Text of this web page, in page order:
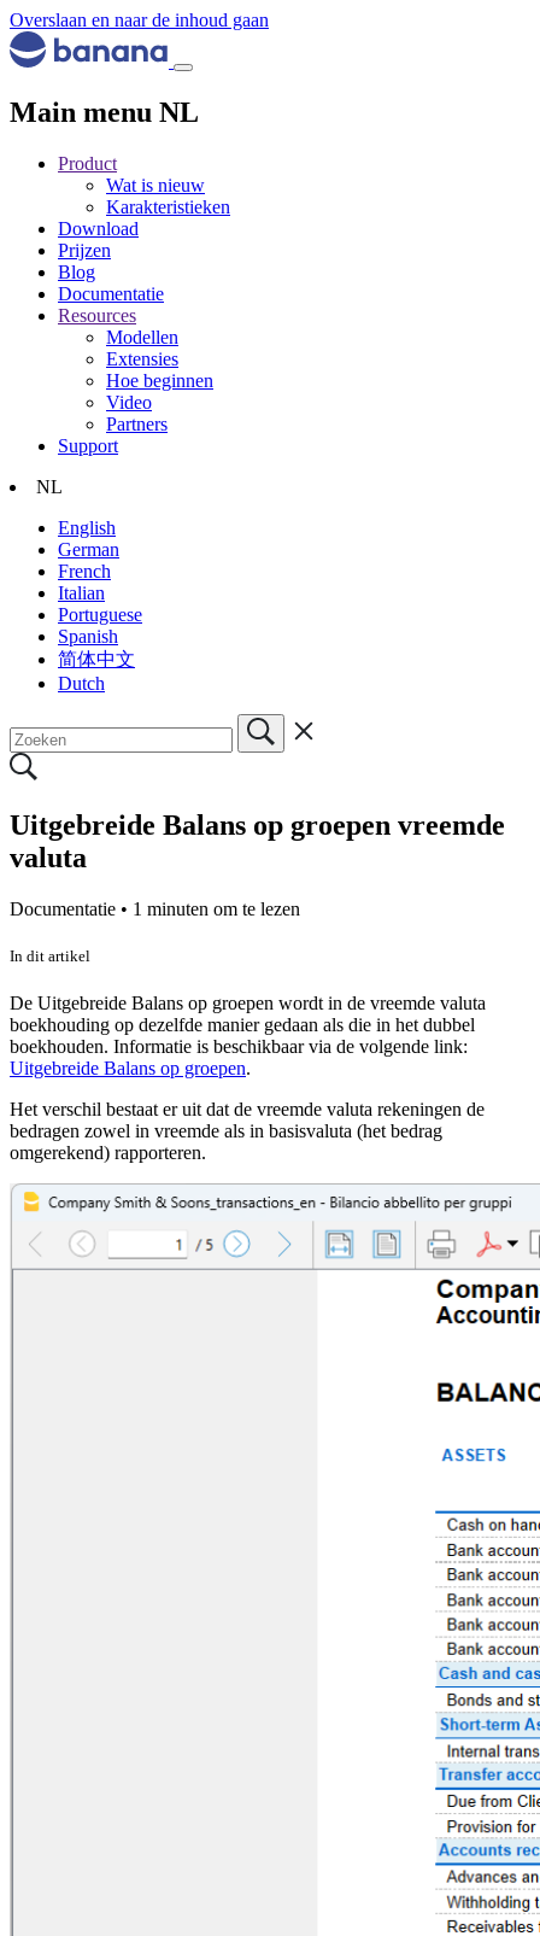
Overslaan en naar de inhoud gaan
Main menu NL
Product
Wat is nieuw
Karakteristieken
Download
Prijzen
Blog
Documentatie
Resources
Modellen
Extensies
Hoe beginnen
Video
Partners
Support
NL
English
German
French
Italian
Portuguese
Spanish
简体中文
Dutch
Uitgebreide Balans op groepen vreemde
valuta
Documentatie • 1 minuten om te lezen
In dit artikel
De Uitgebreide Balans op groepen wordt in de vreemde valuta
boekhouding op dezelfde manier gedaan als die in het dubbel
boekhouden. Informatie is beschikbaar via de volgende link:
Uitgebreide Balans op groepen.
Het verschil bestaat er uit dat de vreemde valuta rekeningen de
bedragen zowel in vreemde als in basisvaluta (het bedrag
omgerekend) rapporteren.